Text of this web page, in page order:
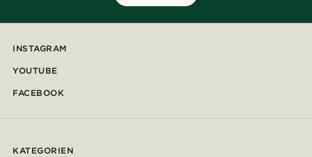
INSTAGRAM
YOUTUBE
FACEBOOK
KATEGORIEN